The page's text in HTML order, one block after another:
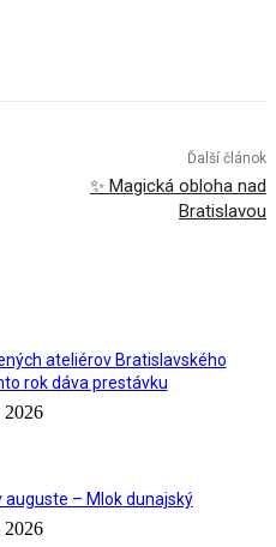
Ďalší článok
✨ Magická obloha nad
Bratislavou
ateliérov Bratislavského
rok dáva prestávku
2026
auguste – Mlok dunajský
2026